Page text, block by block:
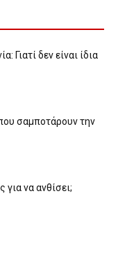
Γιατί δεν είναι ίδια
σαμποτάρουν την
για να ανθίσει;